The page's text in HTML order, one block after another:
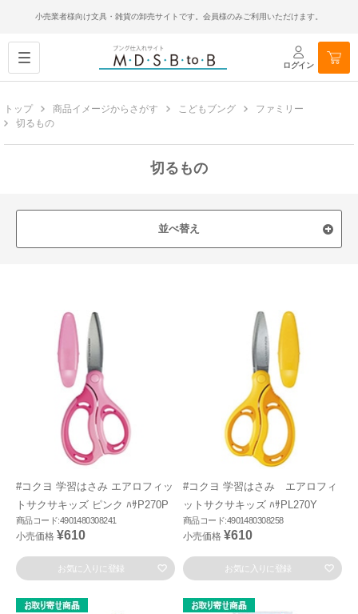
小売業者様向け文具・雑貨の卸売サイトです。会員様のみご利用いただけます。
ログイン
トップ 商品イメージからさがす こどもブング
ファミリー
切るもの
切るもの
並べ替え
#コクヨ 学習はさみ エアロフィッ
トサクサキッズ ピンク ﾊｻP270P
商品コード:4901480308241
小売価格 ¥610
お気に入りに登録
#コクヨ 学習はさみ エアロフィ
ットサクサキッズ ﾊｻPL270Y
商品コード:4901480308258
小売価格 ¥610
お気に入りに登録